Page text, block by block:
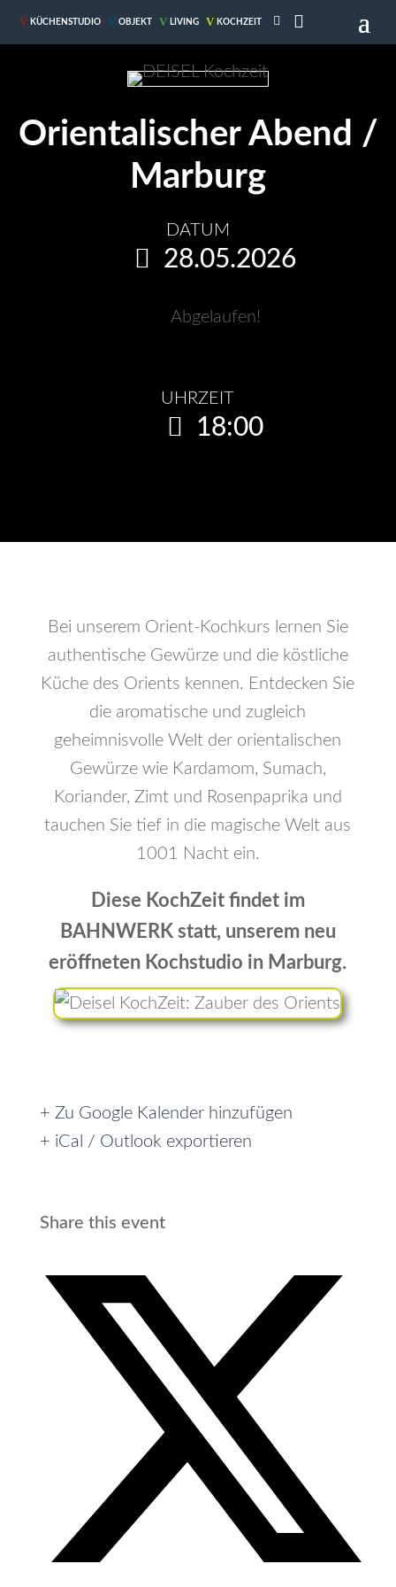
Orientalischer Abend /
Marburg
DATUM
28.05.2026
Abgelaufen!
UHRZEIT
18:00
Bei unserem Orient-Kochkurs lernen Sie
authentische Gewürze und die köstliche
Küche des Orients kennen. Entdecken Sie
die aromatische und zugleich
geheimnisvolle Welt der orientalischen
Gewürze wie Kardamom, Sumach,
Koriander, Zimt und Rosenpaprika und
tauchen Sie tief in die magische Welt aus
1001 Nacht ein.
Diese KochZeit findet im
BAHNWERK statt, unserem neu
eröffneten Kochstudio in Marburg.
+ Zu Google Kalender hinzufügen
+ iCal / Outlook exportieren
Share this event
V KÜCHENSTUDIO V OBJEKT V LIVING V KOCHZEIT 